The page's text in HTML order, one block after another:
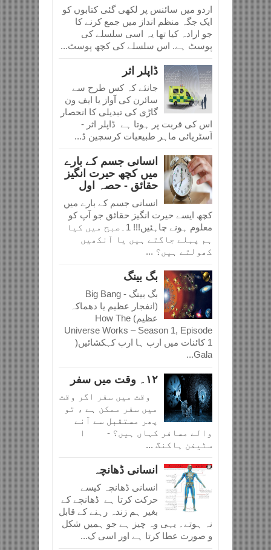
اردو میں سائنس پر لکھی گئی کتابوں کو
ایک جگہ منظم انداز میں جمع کرنے کا
جو ارادہ کیا تھا یہ اسی سلسلے کی
پوسٹ ہے. اس سلسلے کی کچھ پوسٹ...
ڈاپلر اثر
جانئے کہ کس طرح سے
سائرن کی آواز یا ایف ون
گاڑی کی تبدیلی کا انحصار
اس کی قربت پر ہوتا ہے ڈاپلر اثر -
آسٹریائی ماہر طبیعیات کرسچین ڈ...
انسانی جسم کے بارے
میں کچھ حیرت انگیز
حقائق - حصہ اول
انسانی جسم کے بارے میں
کچھ ایسے حیرت انگیز حقائق جو آپ کو
معلوم ہونے چاہئیں!!! 1۔صبح میں کیا
ہم پہلے جاگتے ہیں یا آنکھیں
کھولتے ہیں؟ ...
بگ بینگ
بگ بینگ - Big Bang
(انفجار عظیم یا دھماکہ
عظیم) How The
Universe Works – Season 1, Episode
1 کائنات میں ارب ہا ارب کہکشائیں(
Gala...
١٢۔ وقت میں سفر
وقت میں سفر اگر وقت
میں سفر ممکن ہے ، تو
پھر مستقبل سے آنے
والے مسافر کہاں ہیں؟ - ا
سٹیفن ہاکنگ ...
انسانی ڈھانچہ
انسانی ڈھانچہ کیسے
حرکت کرتا ہے ڈھانچے کے
بغیر ہم زندہ رہنے کے قابل
نہ ہوتے۔ یہی وہ چیز ہے جو ہمیں شکل
و صورت عطا کرتا ہے اور اسی ک...